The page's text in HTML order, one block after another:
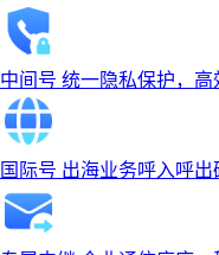
中间号 统一隐私保护，高
国际号 出海业务呼入呼出